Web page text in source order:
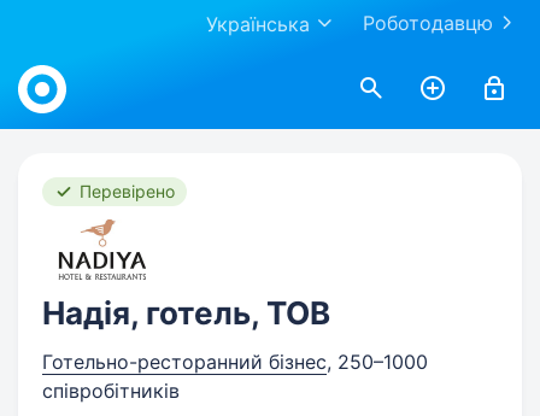
Роботодавцю
Українська
Work.ua
Перевірено
Надія, готель, ТОВ
Готельно-ресторанний бізнес, 250–1000
співробітників